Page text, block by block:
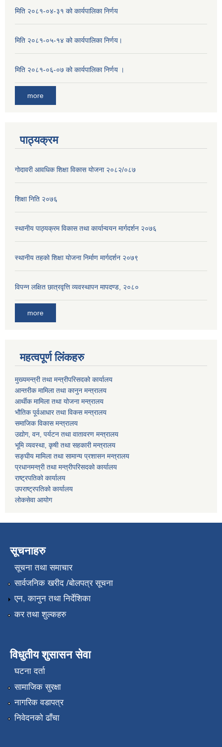
मिति २०८१-०४-३१ को कार्यपालिका निर्णय
मिति २०८१-०५-१४ को कार्यपालिका निर्णय।
मिति २०८१-०६-०७ को कार्यपालिका निर्णय ।
more
पाठ्यक्रम
गोदावरी आवधिक शिक्षा विकास योजना २०८२/०८७
शिक्षा निति २०७६
स्थानीय पाठ्यक्रम विकास तथा कार्यान्वयन मार्गदर्शन २०७६
स्थानीय तहको शिक्षा योजना निर्माण मार्गदर्शन २०७९
विपन्न लक्षित छात्रवृत्ति व्यवस्थापन मापदण्ड, २०८०
more
महत्वपूर्ण लिंकहरु
मुख्यमन्त्री तथा मन्त्रीपरिसदको कार्यालय
आन्तरीक मामिला तथा कानुन मन्त्रालय
आर्थीक मामिला तथा योजना मन्त्रालय
भौतिक पूर्वआधार तथा विकस मन्त्रालय
समाजिक विकास मन्त्रालय
उद्योग, वन, पर्यटन तथा वातावरण मन्त्रालय
भूमि व्यवस्था, कृषी तथा सहकारी मन्त्रालय
सङ्घीय मामिला तथा सामान्य प्रशासन मन्त्रालय
प्रधानमन्त्री तथा मन्त्रीपरिसदको कार्यालय
राष्ट्रपतिको कार्यालय
उपराष्ट्रपतिको कार्यालय
लोकसेवा आयोग
सूचनाहरु
सूचना तथा समाचार
सार्वजनिक खरीद /बोलपत्र सूचना
एन, कानुन तथा निर्देशिका
कर तथा शुल्कहरु
विधुतीय शुसासन सेवा
घटना दर्ता
सामाजिक सुरक्षा
नागरिक वडापत्र
निवेदनको ढाँचा